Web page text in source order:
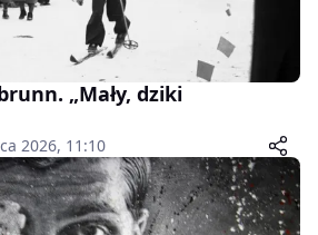
„Mały, dziki
2026, 11:10